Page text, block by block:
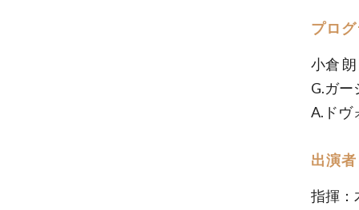
プロ
小倉
G.ガー
A.ドヴ
出演者
指揮